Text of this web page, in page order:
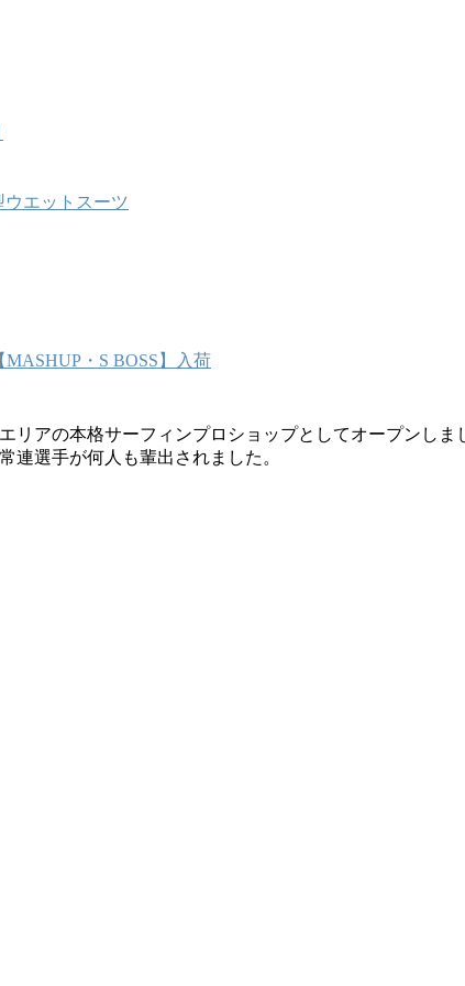
エットスーツ
・S BOSS】入荷
リアの本格サーフィンプロショップとしてオープンしま
連選手が何人も輩出されました。